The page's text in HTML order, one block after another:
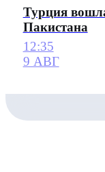
Турция
Пакистана
12:35
9 АВГ